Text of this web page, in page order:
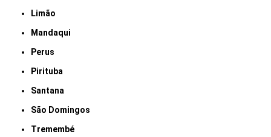
Limão
Mandaqui
Perus
Pirituba
Santana
São Domingos
Tremembé